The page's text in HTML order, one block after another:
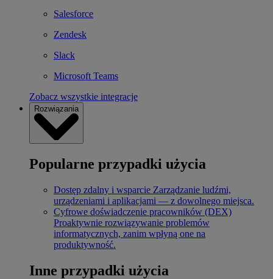
Salesforce
Zendesk
Slack
Microsoft Teams
Zobacz wszystkie integracje
Rozwiązania
Popularne przypadki użycia
Dostęp zdalny i wsparcie Zarządzanie ludźmi,
urządzeniami i aplikacjami — z dowolnego miejsca.
Cyfrowe doświadczenie pracowników (DEX)
Proaktywnie rozwiązywanie problemów
informatycznych, zanim wpłyną one na
produktywność.
Inne przypadki użycia